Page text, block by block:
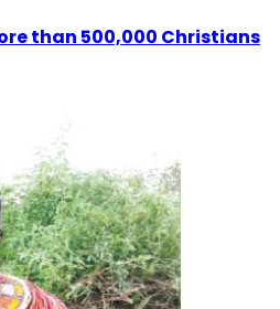
than 500,000 Christians